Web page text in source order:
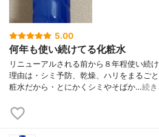
5.00
何年も使い続けてる化粧水
リニューアルされる前から８年程使い続
理由は・シミ予防、乾燥、ハリをまるご
粧水だから・とにかくシミやそばか…続